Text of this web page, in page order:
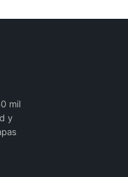
mil
y